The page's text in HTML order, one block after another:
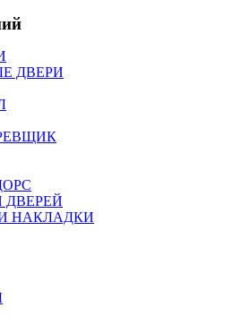
ДВЕРИ
ДВЕРЕЙ
НАКЛАДКИ